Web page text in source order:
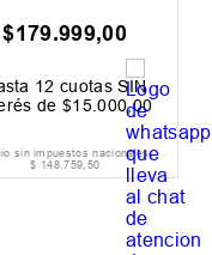
$179.999,00
12 cuotas SIN
de $15.000,00
sin impuestos nacionales:
$ 148.759,50